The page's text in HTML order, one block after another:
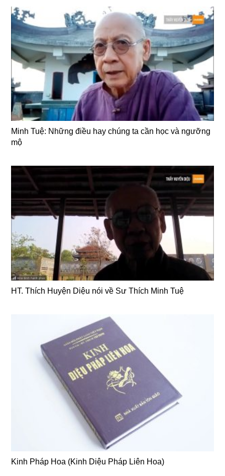
Minh Tuệ: Những điều hay chúng ta cần học và ngưỡng
mộ
HT. Thích Huyện Diệu nói về Sư Thích Minh Tuệ
Kinh Pháp Hoa (Kinh Diệu Pháp Liên Hoa)